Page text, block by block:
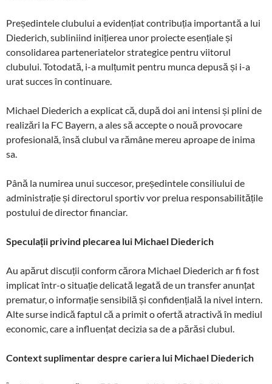
Președintele clubului a evidențiat contribuția importantă a lui
Diederich, subliniind inițierea unor proiecte esențiale și
consolidarea parteneriatelor strategice pentru viitorul
clubului. Totodată, i-a mulțumit pentru munca depusă și i-a
urat succes în continuare.
Michael Diederich a explicat că, după doi ani intensi și plini de
realizări la FC Bayern, a ales să accepte o nouă provocare
profesională, însă clubul va rămâne mereu aproape de inima
sa.
Până la numirea unui succesor, președintele consiliului de
administrație și directorul sportiv vor prelua responsabilitățile
postului de director financiar.
Speculații privind plecarea lui Michael Diederich
Au apărut discuții conform cărora Michael Diederich ar fi fost
implicat într-o situație delicată legată de un transfer anunțat
prematur, o informație sensibilă și confidențială la nivel intern.
Alte surse indică faptul că a primit o ofertă atractivă în mediul
economic, care a influențat decizia sa de a părăsi clubul.
Context suplimentar despre cariera lui Michael Diederich